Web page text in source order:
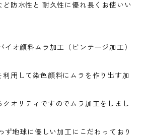
防水性と 耐久性に優れ長くお使いい
オ顔料ムラ加工（ビンテージ加工）
用して染色顔料にムラを作り出す加
オリティですのでムラ加工をしまし
地球に優しい加工にこだわっており